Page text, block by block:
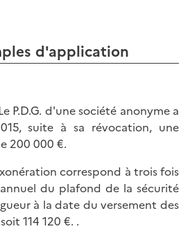
d'application
P.D.G. d'une société anonyme a
suite à sa révocation, une
200 000 €.
correspond à trois fois
du plafond de la sécurité
à la date du versement des
114 120 €. .